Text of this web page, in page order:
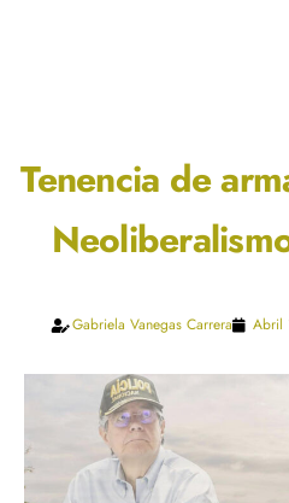
Tenencia de
Gabriela Vanegas Carrera Abril